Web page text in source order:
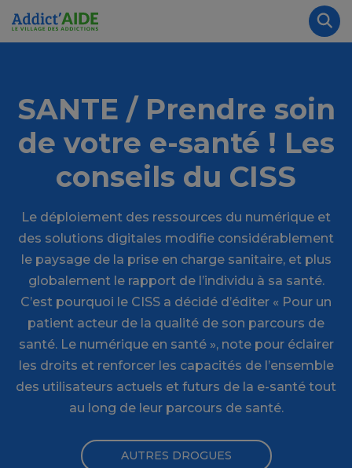
Aller au contenu principal
SANTE / Prendre soin
de votre e-santé ! Les
conseils du CISS
Le déploiement des ressources du numérique et
des solutions digitales modifie considérablement
le paysage de la prise en charge sanitaire, et plus
globalement le rapport de l’individu à sa santé.
C’est pourquoi le CISS a décidé d’éditer « Pour un
patient acteur de la qualité de son parcours de
santé. Le numérique en santé », note pour éclairer
les droits et renforcer les capacités de l’ensemble
des utilisateurs actuels et futurs de la e-santé tout
au long de leur parcours de santé.
AUTRES DROGUES
Panneau de gestion des cookies